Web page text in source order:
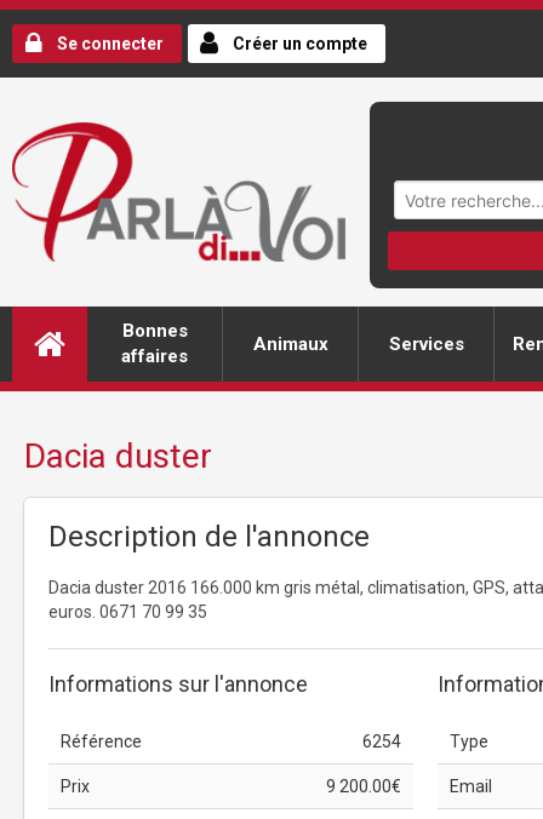
Se connecter Créer un compte
Bonnes
affaires
Animaux Services
Dacia duster
Description de l'annonce
Dacia duster 2016 166.000 km gris métal, climatisation, GPS,
euros. 0671 70 99 35
Informations sur l'annonce
Référence 6254
Prix 9 200.00€
Type
Email